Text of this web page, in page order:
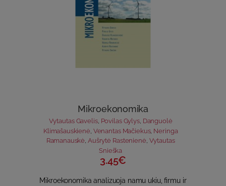
Mikroekonomika
Vytautas Gavelis, Povilas Gylys, Danguolė
Klimašauskienė Venantas Mačiekus, Neringa
Ramanauskė,Aušrytė Rastenienė, Vytautas
Snieška
3.45€
Mikroekonomika analizuoja namu ukiu, firmu ir